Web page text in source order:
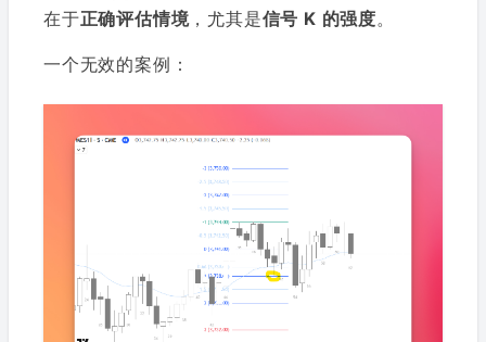
在于正确评估情境，尤其是信号 K 的强度。
一个无效的案例：